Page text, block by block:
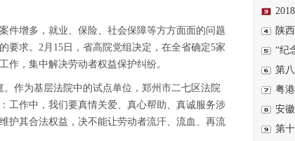
件增多，就业、保险、社会保障等方方面面的问题
要求。2月15日，省高院党组决定，在全省确定5家
作，集中解决劳动者权益保护纠纷。
作为基层法院中的试点单位，郑州市二七区法院
工作中，我们要真情关爱、真心帮助、真诚服务涉
护其合法权益，决不能让劳动者流汗、流血、再流
会日...
例正...
陕
周...“纪
青...第
粤
坛在...
安
普法...
第